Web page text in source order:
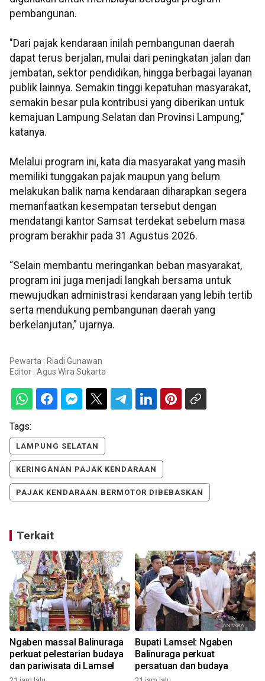
pembangunan.
"Dari pajak kendaraan inilah pembangunan daerah
dapat terus berjalan, mulai dari peningkatan jalan dan
jembatan, sektor pendidikan, hingga berbagai layanan
publik lainnya. Semakin tinggi kepatuhan masyarakat,
semakin besar pula kontribusi yang diberikan untuk
kemajuan Lampung Selatan dan Provinsi Lampung,"
katanya.
Melalui program ini, kata dia masyarakat yang masih
memiliki tunggakan pajak maupun yang belum
melakukan balik nama kendaraan diharapkan segera
memanfaatkan kesempatan tersebut dengan
mendatangi kantor Samsat terdekat sebelum masa
program berakhir pada 31 Agustus 2026.
“Selain membantu meringankan beban masyarakat,
program ini juga menjadi langkah bersama untuk
mewujudkan administrasi kendaraan yang lebih tertib
serta mendukung pembangunan daerah yang
berkelanjutan,” ujarnya.
Pewarta : Riadi Gunawan
Editor : Agus Wira Sukarta
Tags:
LAMPUNG SELATAN
KERINGANAN PAJAK KENDARAAN
PAJAK KENDARAAN BERMOTOR DIBEBASKAN
Terkait
Ngaben massal Balinuraga
perkuat pelestarian budaya
dan pariwisata di Lamsel
Bupati Lamsel: Ngaben
Balinuraga perkuat
persatuan dan budaya